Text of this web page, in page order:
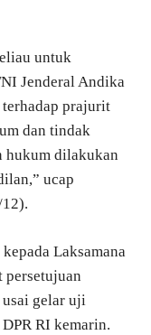
untuk
Jenderal Andika
terhadap prajurit
dan tindak
hukum dilakukan
ucap
Laksamana
persetujuan
usai gelar uji
RI kemarin.